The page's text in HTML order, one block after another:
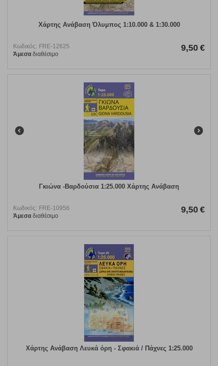
Χάρτης Ανάβαση Όλυμπος 1:10.000 & 1:30.000
Κωδικός: FRE-12625
Άμεσα διαθέσιμο
9,50 €
Γκιώνα -Βαρδούσια 1:25.000 Χάρτης Ανάβαση
Κωδικός: FRE-10956
Άμεσα διαθέσιμο
9,50 €
Χάρτης Ανάβαση Λευκά όρη - Σφακιά / Πάχνες 1:25.000